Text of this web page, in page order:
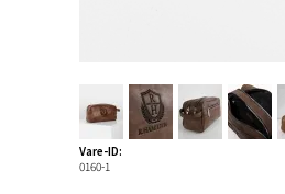
Vare-ID:
0160-1